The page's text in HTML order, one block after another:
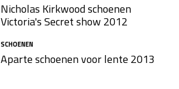
Nicholas Kirkwood schoenen
Victoria's Secret show 2012
SCHOENEN
Aparte schoenen voor lente 2013